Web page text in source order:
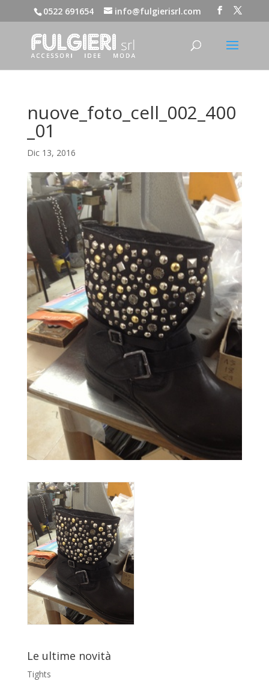
0522 691654 info@fulgierisrl.com
nuove_foto_cell_002_400
_01
Dic 13, 2016
Le ultime novità
Tights